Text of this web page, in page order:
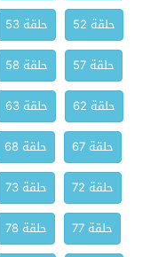
حلقة 52
حلقة 53
حلقة 57
حلقة 58
حلقة 62
حلقة 63
حلقة 67
حلقة 68
حلقة 72
حلقة 73
حلقة 77
حلقة 78